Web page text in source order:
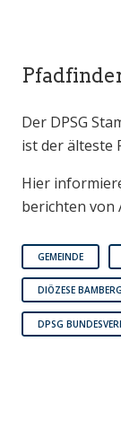
Der DPSG
ist der älteste
Hier
berichten von
GEMEINDE
DIÖZESE BAMBERG
DPSG